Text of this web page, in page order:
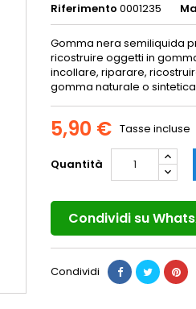
Riferimento 0001235
Gomma nera semiliquida
ricostruire oggetti in
incollare, riparare,
gomma naturale o
5,90 € Tasse incluse
Quantità
Condividi su
Condividi